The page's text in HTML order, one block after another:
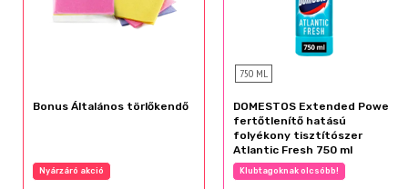
Bonus Általános törlőkendő
Nyárzáró akció
750 ML
DOMESTOS Extended Power
fertőtlenítő hatású
folyékony tisztítószer
Atlantic Fresh 750 ml
Klubtagoknak olcsóbb!